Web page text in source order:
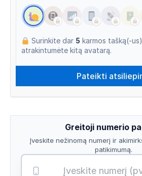
Surinkite dar 5 karmos tašką(-
atrakintumėte kitą avatarą.
Greitoji numerio
Įveskite nežinomą numerį ir
patikimumą.